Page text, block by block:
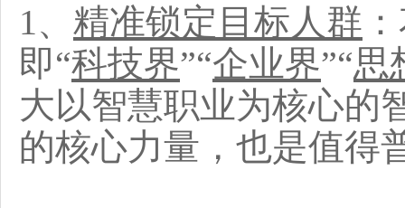
1、 精准锁定目标人群
即“科技界”“企业界”“思
大以智慧职业为核心的
的核心力量，也是值得